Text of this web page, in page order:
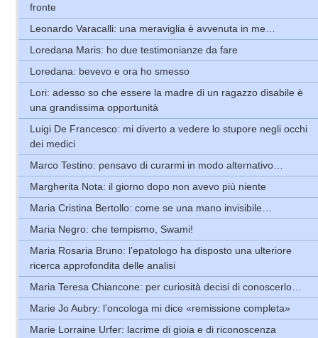
fronte
Leonardo Varacalli: una meraviglia è avvenuta in me…
Loredana Maris: ho due testimonianze da fare
Loredana: bevevo e ora ho smesso
Lori: adesso so che essere la madre di un ragazzo disabile è
una grandissima opportunità
Luigi De Francesco: mi diverto a vedere lo stupore negli occhi
dei medici
Marco Testino: pensavo di curarmi in modo alternativo…
Margherita Nota: il giorno dopo non avevo più niente
Maria Cristina Bertollo: come se una mano invisibile…
Maria Negro: che tempismo, Swami!
Maria Rosaria Bruno: l’epatologo ha disposto una ulteriore
ricerca approfondita delle analisi
Maria Teresa Chiancone: per curiosità decisi di conoscerlo…
Marie Jo Aubry: l’oncologa mi dice «remissione completa»
Marie Lorraine Urfer: lacrime di gioia e di riconoscenza